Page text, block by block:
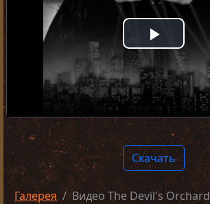
Play
Video
Скачать
Галерея Видео The Devil's Orchard